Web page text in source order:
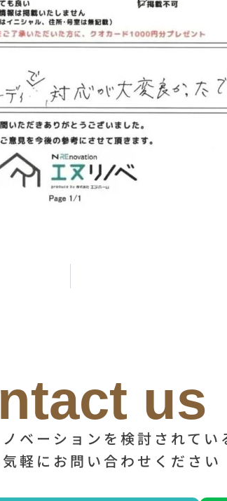
us
ベーションを検討されてい
軽にお問い合わせください